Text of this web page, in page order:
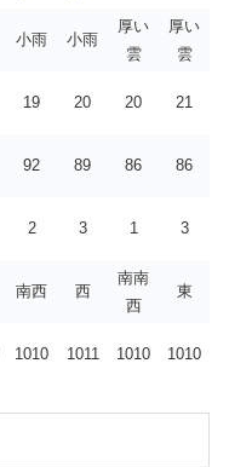
小雨 小雨
厚い
雲
厚い
雲
19 20 20 21
92 89 86 86
2 3 1 3
南西 西
南南
西
東
1010 1011 1010 1010